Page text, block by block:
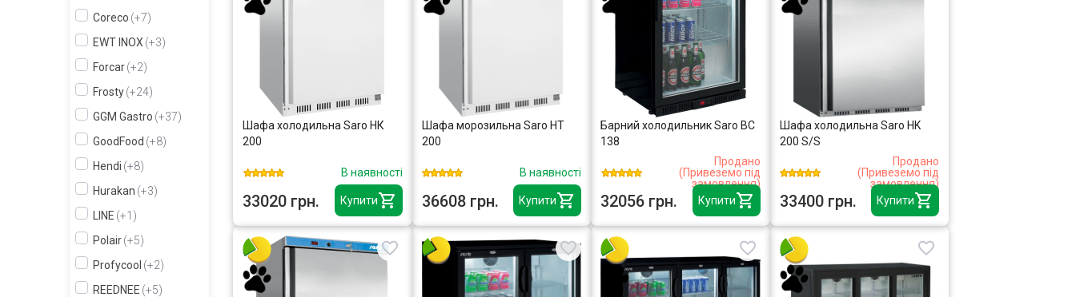
Coreco +7
EWT INOX +3
Forcar +2
Frosty +24
GGM Gastro +37
GoodFood +8
Hendi +8
Hurakan +3
LINE +1
Polair +5
Profycool
+2
REEDNEE +5
Купити
Шафа холодильна Saro НК
200
В наявності
33020 грн. Купити
Шафа морозильна Saro HT
200
В наявності
36608 грн. Купити
Барний холодильник Saro BC
138
Продано
(Привеземо під
замовлення)
32056 грн. Купити
Шафа холодильна Saro HK
200 S/S
Продано
(Привеземо під
замовлення)
33400 грн.